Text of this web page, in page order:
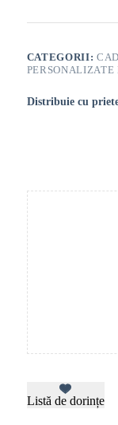
Ciocolată
Lapte
CATEGORII:
PERSONALIZATE
Distribuie cu
Listă de dorințe